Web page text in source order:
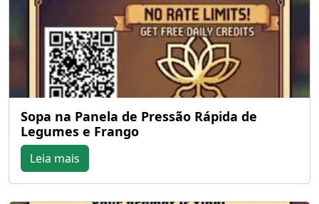
Sopa na Panela de Pressão Rápida de
Legumes e Frango
Leia mais